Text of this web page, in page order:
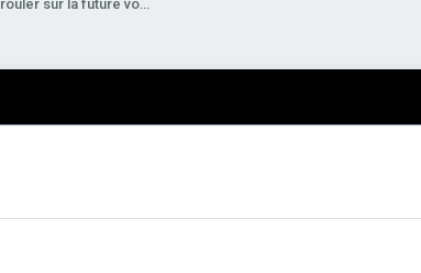
Les VTC seront autorisés à rouler sur la future voie dédiée du périphérique - Site officiel "paris.fr" du 17/09/24 👍